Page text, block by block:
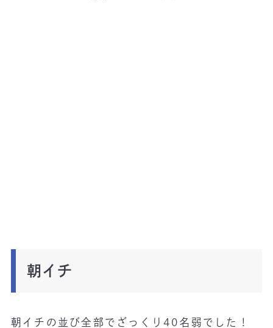
朝イチ
朝イチの並び全部でざっくり40名弱でした！